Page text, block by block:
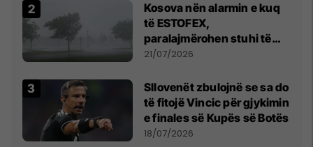
Kosova nën alarmin e kuq
të ESTOFEX,
paralajmërohen stuhi të
fuqishme me breshër dhe
21/07/2026
Sllovenët zbulojnë se sa do
të fitojë Vincic për gjykimin
e finales së Kupës së Botës
18/07/2026